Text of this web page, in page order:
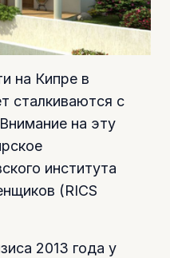
на Кипре в
сталкиваются с
на эту
института
(RICS
2013 года у